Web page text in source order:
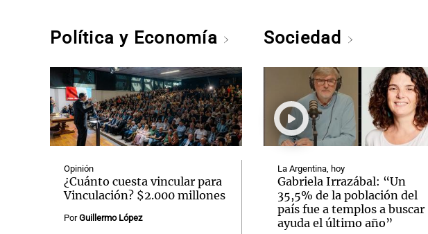
Política y Economía
Opinión
¿Cuánto cuesta vincular para
Vinculación? $2.000 millones
PorGuillermo López
Sociedad
La Argentina, hoy
Gabriela Irrazábal: “Un
35,5% de la población del
país fue a templos a buscar
ayuda el último año”